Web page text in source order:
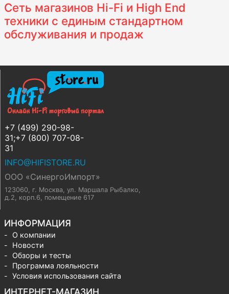
Сеть магазинов Hi-Fi и High End
техники с единым стандартном
обслуживания и продаж
+7 (499) 290-98-
31;+7 (800) 707-08-
31
INFO@HIFISTORE.RU
ООО «СинергоИмпорт»
123060, г. Москва, ул. Маршала Рыбалко,
д.2, корп.6, помещение 617
ИНФОРМАЦИЯ
О компании
Новости
Обзоры и тесты
Программа лояльности
Условия использования сайта
ИНТЕРНЕТ-МАГАЗИН